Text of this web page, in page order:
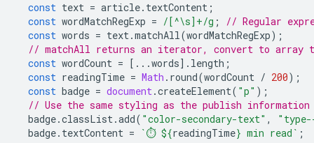
const text = article. textContent ;
const wordMatchRegExp = /[^\s]+/g ;
// Regular
const words = text.matchAll(wordMatchRegExp);
// matchAll returns an iterator, convert to array
const wordCount = [...words]. length ;
const readingTime = Math . round(wordCount / 200);
const badge = document.createElement( "p" );
// Use the same styling as the publish
badge.classList.add( "color-secondary-text" ,
badge. textContent = `⏱️ ${readingTime} min read` ;